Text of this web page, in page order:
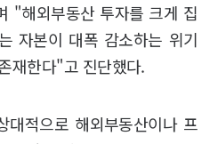
"해외부동산 투자를 크게 집
자본이 대폭 감소하는 위기
재한다"고 진단했다.
적으로 해외부동산이나 프